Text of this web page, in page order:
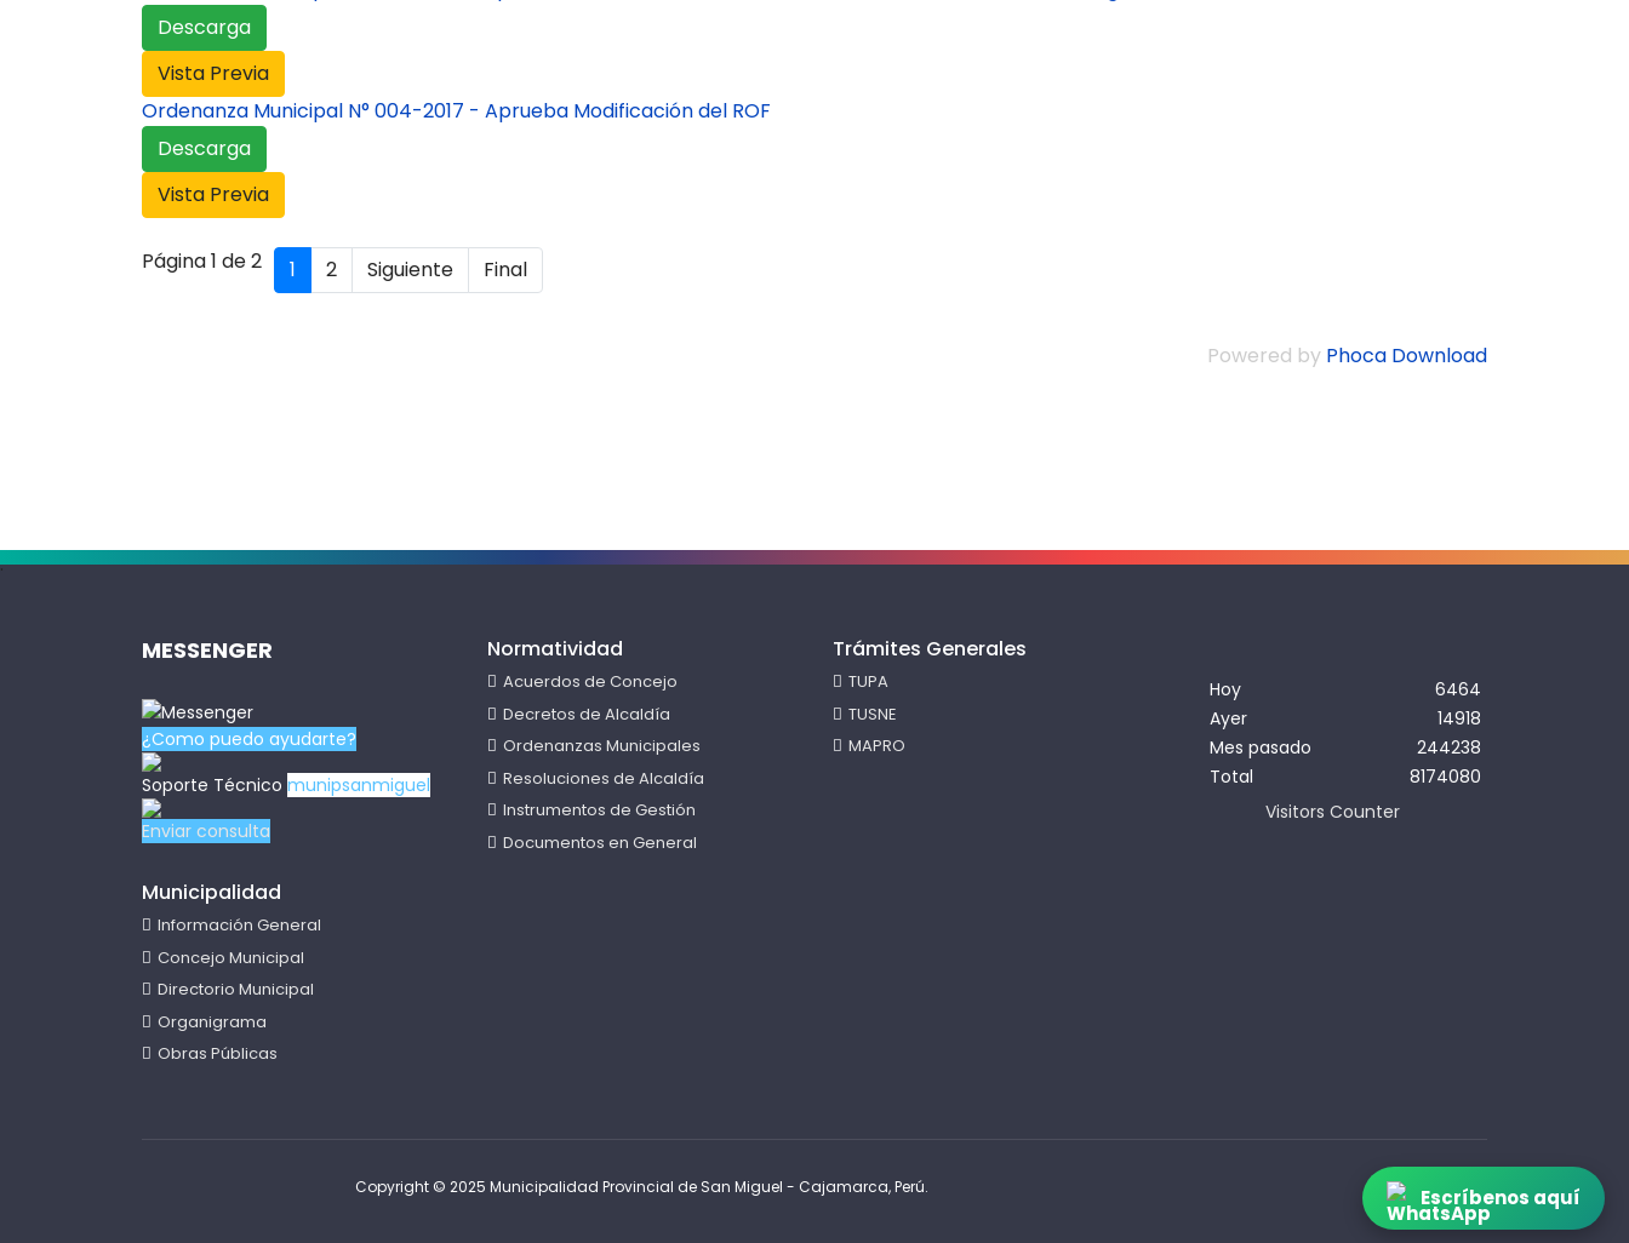
Escríbenos aquí
Descarga
Vista Previa
Ordenanza Municipal N° 004-2017 - Aprueba Modificación del ROF
Descarga
Vista Previa
Página 1 de 2 1 2 Siguiente Final
Powered by Phoca Download
.
MESSENGER
¿Como puedo ayudarte?
Soporte Técnico munipsanmiguel
Enviar consulta
Municipalidad
Información General
Concejo Municipal
Directorio Municipal
Organigrama
Obras Públicas
Normatividad
Acuerdos de Concejo
Decretos de Alcaldía
Ordenanzas Municipales
Resoluciones de Alcaldía
Instrumentos de Gestión
Documentos en General
Trámites Generales
TUPA
TUSNE
MAPRO
Hoy
Ayer
Mes pasado
Total
6464
14918
244238
8174080
Visitors Counter
Copyright © 2025 Municipalidad Provincial de San Miguel - Cajamarca, Perú.